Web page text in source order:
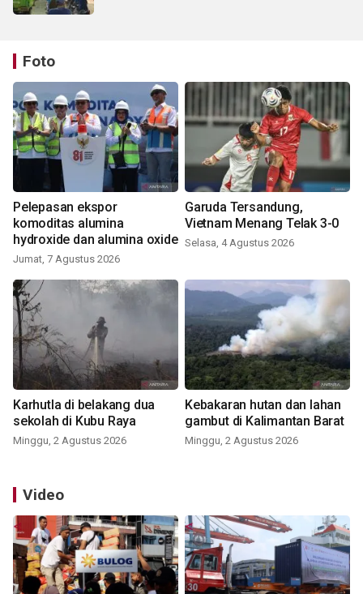
Foto
Pelepasan ekspor
komoditas alumina
hydroxide dan alumina oxide
Jumat, 7 Agustus 2026
Garuda Tersandung,
Vietnam Menang Telak 3-0
Selasa, 4 Agustus 2026
Karhutla di belakang dua
sekolah di Kubu Raya
Minggu, 2 Agustus 2026
Kebakaran hutan dan lahan
gambut di Kalimantan Barat
Minggu, 2 Agustus 2026
Video